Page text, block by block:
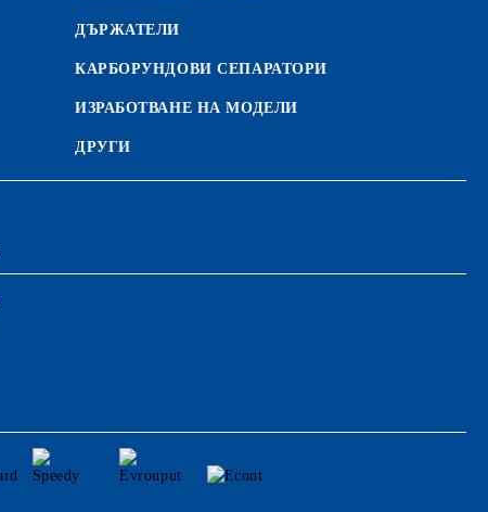
ДЪРЖАТЕЛИ
КАРБОРУНДОВИ СЕПАРАТОРИ
ИЗРАБОТВАНЕ НА МОДЕЛИ
ДРУГИ